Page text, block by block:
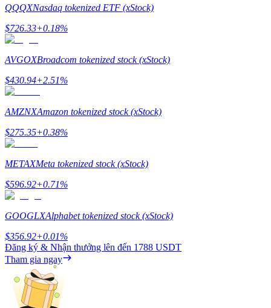
Staking
Lợi nhuận cao và truy cập ngay lập tức
Launchpool
Đặt cọc linh hoạt để kiếm được các token phổ biến.
QQQXNasdaq tokenized ETF (xStock)
$726.33+0.18%
AVGOXBroadcom tokenized stock (xStock)
$430.94+2.51%
AMZNXAmazon tokenized stock (xStock)
$275.35+0.38%
METAXMeta tokenized stock (xStock)
$596.92+0.71%
GOOGLXAlphabet tokenized stock (xStock)
$356.92+0.01%
Đăng ký & Nhận thưởng lên đến 1788 USDT
Tham gia ngay